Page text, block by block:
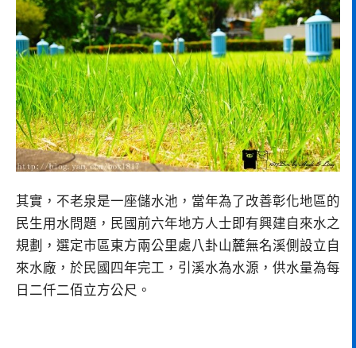
其實，不老泉是一座儲水池，當年為了改善彰化地區的
民生用水問題，民國前六年地方人士即有興建自來水之
規劃，選定市區東方兩公里處八卦山麓無名溪側設立自
來水廠，於民國四年完工，引溪水為水源，供水量為每
日二仟二佰立方公尺。